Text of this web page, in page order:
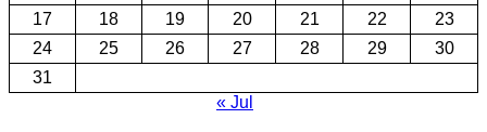
17
18 19 20 21 22
23
24
25 26 27 28 29
30
31
« Jul